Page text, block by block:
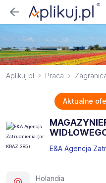
Aplikuj.pl Praca
Aktualne
E&A Agencja
Holandia